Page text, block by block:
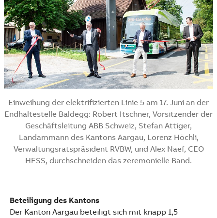
Einweihung der elektrifizierten Linie 5 am 17. Juni an der
Endhaltestelle Baldegg: Robert Itschner, Vorsitzender der
Geschäftsleitung ABB Schweiz, Stefan Attiger,
Landammann des Kantons Aargau, Lorenz Höchli,
Verwaltungsratspräsident RVBW, und Alex Naef, CEO
HESS, durchschneiden das zeremonielle Band.
Beteiligung des Kantons
Der Kanton Aargau beteiligt sich mit knapp 1,5